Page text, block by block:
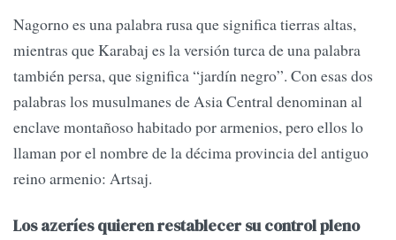
Nagorno es una palabra rusa que significa tierras altas,
mientras que Karabaj es la versión turca de una palabra
también persa, que significa “jardín negro”. Con esas dos
palabras los musulmanes de Asia Central denominan al
enclave montañoso habitado por armenios, pero ellos lo
llaman por el nombre de la décima provincia del antiguo
reino armenio: Artsaj.
Los azeríes quieren restablecer su control pleno